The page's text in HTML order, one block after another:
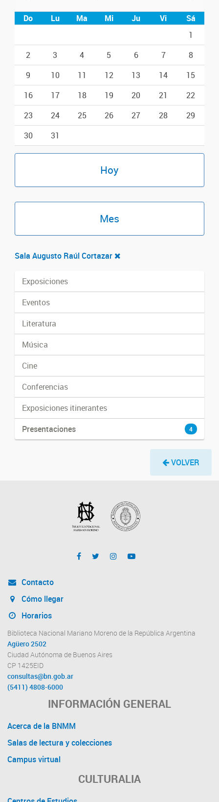
Do Lu Ma Mi Ju Vi
Sá
1
2
3 4 5 6 7
8
9
10 11 12 13 14
15
16
17 18 19 20 21
22
23
24 25 26 27 28
29
30
31
Hoy
Mes
Sala Augusto Raúl Cortazar
Exposiciones
Eventos
Literatura
Música
Cine
Conferencias
Exposiciones itinerantes
Presentaciones
4
VOLVER
Contacto
Cómo llegar
Horarios
Biblioteca Nacional Mariano Moreno de la República Argentina
Agüero 2502
Ciudad Autónoma de Buenos Aires
CP 1425EID
consultas@bn.gob.ar
(5411) 4808-6000
INFORMACIÓN GENERAL
Acerca de la BNMM
Salas de lectura y colecciones
Campus virtual
CULTURALIA